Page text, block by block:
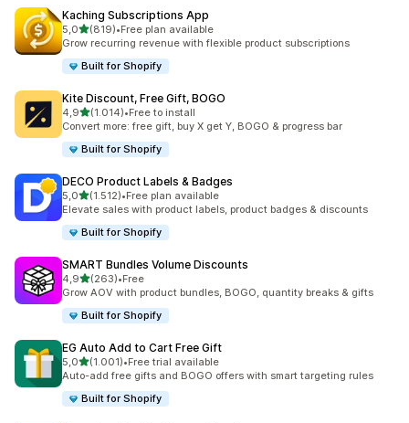
Kaching Subscriptions App
5,05 yıldız üzerinden
(819)
toplam 819 değerlendirme
•Free plan available
Grow recurring revenue with flexible product subscriptions
Built for Shopify
Kite Discount, Free Gift, BOGO
4,95 yıldız üzerinden
(1.014)
toplam 1014 değerlendirme
•Free to install
Convert more: free gift, buy X get Y, BOGO & progress bar
Built for Shopify
DECO Product Labels & Badges
5,05 yıldız üzerinden
(1.512)
toplam 1512 değerlendirme
•Free plan available
Elevate sales with product labels, product badges & discounts
Built for Shopify
SMART Bundles Volume Discounts
4,95 yıldız üzerinden
(263)
toplam 263 değerlendirme
•Free
Grow AOV with product bundles, BOGO, quantity breaks & gifts
Built for Shopify
EG Auto Add to Cart Free Gift
5,05 yıldız üzerinden
(1.001)
toplam 1001 değerlendirme
•Free trial available
Auto-add free gifts and BOGO offers with smart targeting rules
Built for Shopify